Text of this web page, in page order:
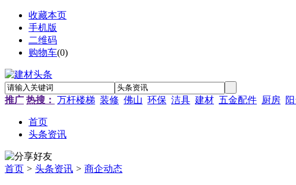
收藏本页
手机版
二维码
购物车(0)
推广 热搜： 万杆楼梯 装修 佛山 环保 洁具 建材 五金配件 厨房
首页
头条资讯
首页 > 头条资讯 > 商企动态